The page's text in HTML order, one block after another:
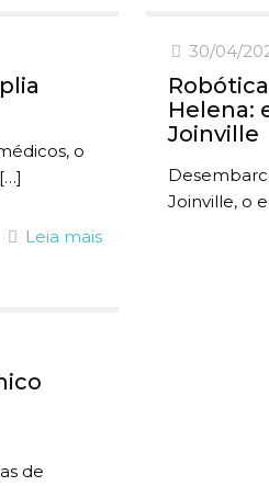
o
[…]
Leia mais
30/04/
Helena:
Joinville
Joinville, o
de